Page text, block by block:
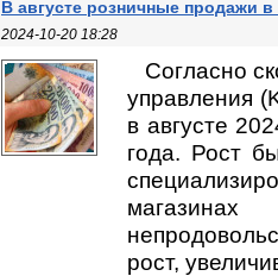
В августе розничные продажи
2024-10-20 18:28
Согласно
управления
в августе
года. Рост
рост,